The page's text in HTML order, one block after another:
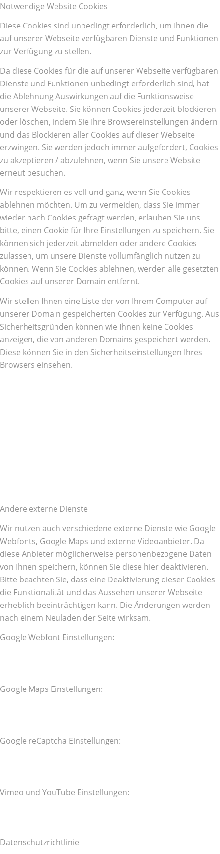
Notwendige Website Cookies
Diese Cookies sind unbedingt erforderlich, um Ihnen die
auf unserer Webseite verfügbaren Dienste und Funktionen
zur Verfügung zu stellen.
Da diese Cookies für die auf unserer Webseite verfügbaren
Dienste und Funktionen unbedingt erforderlich sind, hat
die Ablehnung Auswirkungen auf die Funktionsweise
unserer Webseite. Sie können Cookies jederzeit blockieren
oder löschen, indem Sie Ihre Browsereinstellungen ändern
und das Blockieren aller Cookies auf dieser Webseite
erzwingen. Sie werden jedoch immer aufgefordert, Cookies
zu akzeptieren / abzulehnen, wenn Sie unsere Website
erneut besuchen.
Wir respektieren es voll und ganz, wenn Sie Cookies
ablehnen möchten. Um zu vermeiden, dass Sie immer
wieder nach Cookies gefragt werden, erlauben Sie uns
bitte, einen Cookie für Ihre Einstellungen zu speichern. Sie
können sich jederzeit abmelden oder andere Cookies
zulassen, um unsere Dienste vollumfänglich nutzen zu
können. Wenn Sie Cookies ablehnen, werden alle gesetzten
Cookies auf unserer Domain entfernt.
Wir stellen Ihnen eine Liste der von Ihrem Computer auf
unserer Domain gespeicherten Cookies zur Verfügung. Aus
Sicherheitsgründen können wie Ihnen keine Cookies
anzeigen, die von anderen Domains gespeichert werden.
Diese können Sie in den Sicherheitseinstellungen Ihres
Browsers einsehen.
Andere externe Dienste
Wir nutzen auch verschiedene externe Dienste wie Google
Webfonts, Google Maps und externe Videoanbieter. Da
diese Anbieter möglicherweise personenbezogene Daten
von Ihnen speichern, können Sie diese hier deaktivieren.
Bitte beachten Sie, dass eine Deaktivierung dieser Cookies
die Funktionalität und das Aussehen unserer Webseite
erheblich beeinträchtigen kann. Die Änderungen werden
nach einem Neuladen der Seite wirksam.
Google Webfont Einstellungen:
Google Maps Einstellungen:
Google reCaptcha Einstellungen:
Vimeo und YouTube Einstellungen:
Datenschutzrichtlinie